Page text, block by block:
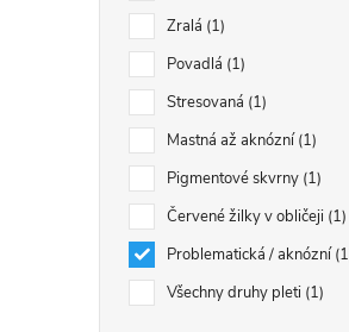
Zralá 1
Povadlá 1
Stresovaná 1
Mastná až aknózní 1
Pigmentové skvrny 1
Červené žilky v obličeji 1
Problematická / aknózní 1
Všechny druhy pleti 1